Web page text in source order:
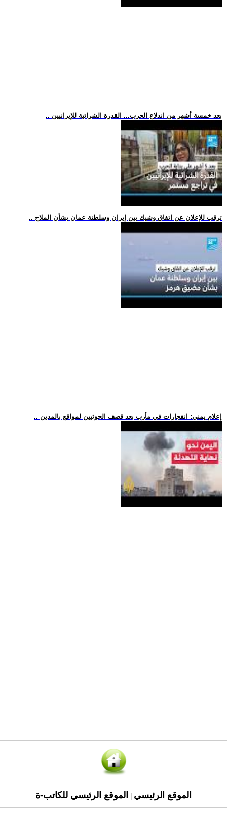
.. بعد خمسة أشهر من اندلاع الحرب... القدرة الشرائية للإيرانيين
.. ترقب للإعلان عن اتفاق وشيك بين إيران وسلطنة عمان بشأن الملاح
.. إعلام يمني: انفجارات في مأرب بعد قصف الحوثيين لمواقع بالمدين
الموقع الرئيسي الموقع الرئيسي للكاتب-ة